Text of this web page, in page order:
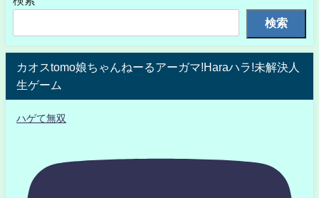
検索
カオスtomo娘ちゃんねーるアーガマ!Haraハラ!未解決人
生ゲーム
ハゲて無双